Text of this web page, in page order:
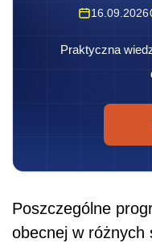
16.09.2026
Praktyczna
Poszczególne
obecnej w różnych